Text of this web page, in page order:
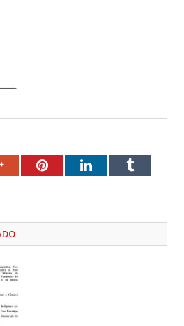
Google+PinterestLinkedInTumblr